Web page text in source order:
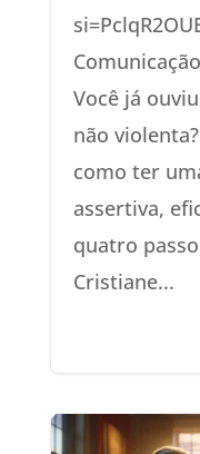
Você já
não
como ter
assertiva,
quatro
Cristiane...